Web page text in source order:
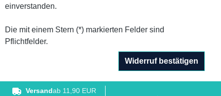
einverstanden.
Die mit einem Stern (*) markierten Felder sind
Pflichtfelder.
Widerruf bestätigen
Versandab 11,90 EUR